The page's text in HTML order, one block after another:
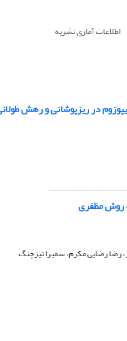
اطلاعات آماری نشریه
در ریزپوشانی و رهش
روش مظفری
رضا رضایی مکرم، سمیرا تیزچنگ